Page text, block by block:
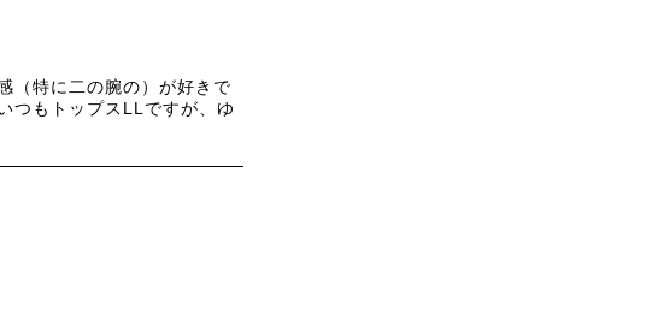
（特に二の腕の）が好きで
つもトップスLLですが、ゆ